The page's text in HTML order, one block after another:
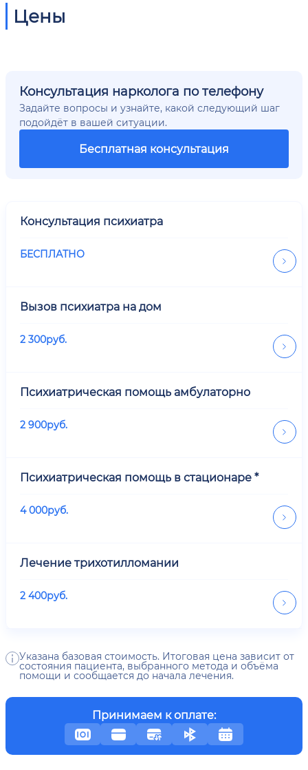
Цены
Консультация нарколога по телефону
Задайте вопросы и узнайте, какой следующий шаг
подойдёт в вашей ситуации.
Бесплатная консультация
Консультация психиатра
БЕСПЛАТНО
Вызов психиатра на дом
2 300руб.
Психиатрическая помощь амбулаторно
2 900руб.
Психиатрическая помощь в стационаре *
4 000руб.
Лечение трихотилломании
2 400руб.
Указана базовая стоимость. Итоговая цена зависит от
состояния пациента, выбранного метода и объёма
помощи и сообщается до начала лечения.
Принимаем к оплате: